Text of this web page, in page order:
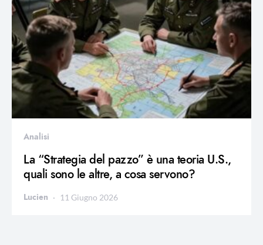
Analisi
La “Strategia del pazzo” è una teoria U.S.,
quali sono le altre, a cosa servono?
Lucien 11 Giugno 2026